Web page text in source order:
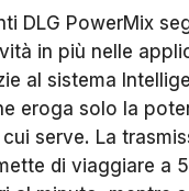
DLG PowerMix
in più nelle
al sistema
eroga solo la
serve. La
di viaggiare a